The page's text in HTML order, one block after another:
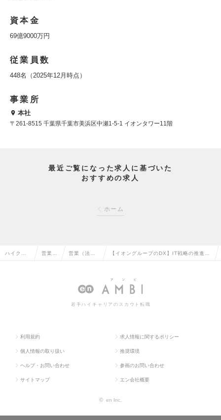
資本金
69億9000万円
従業員数
448名（2025年12月時点）
事業所
本社
〒261-8515 千葉県千葉市美浜区中瀬1-5-1 イオンタワー11階
最近ご覧になった求人に基づいた
おすすめの求人
ホーム
ハイクラ 営業系 営業（法人 【イオングループのDX】IT戦略の推進を
若手ハイキャリアのスカウト転職
利用規約 求人情報に関するポリシー
個人情報の取り扱い 推奨環境
ヘルプ・お問い合わせ 参画のお問い合わせ
サイトマップ エン会社概要
© en Inc.